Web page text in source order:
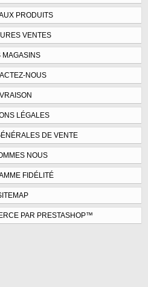
PRODUITS
VENTES
MAGASINS
NOUS
LÉGALES
DE VENTE
NOUS
FIDÉLITÉ
PAR PRESTASHOP™